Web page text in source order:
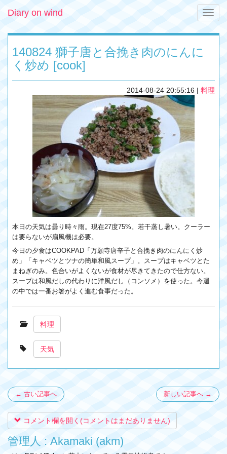
Toggle
Diary on wind
140824 獅子唐と合挽き肉のにんに
く炒め [cook]
2014-08-24 20:55:16 | 料理
本日の天気は曇り時々雨。現在27度75%。若干蒸し暑い。クーラー
は要らないが扇風機は必要。
今日の夕食はCOOKPAD「万願寺唐辛子と合挽き肉のにんにく炒
め」「キャベツとツナの簡単和風スープ」。スープはキャベツとた
まねぎのみ。色合いがよくないが食材が尽きてきたので仕方ない。
スープは和風だしの代わりに洋風だし（コンソメ）を使った。今週
の中では一番お箸がよく進む食事だった。
料理
天気
← 古い記事へ 新しい記事へ →
コメント欄を開く(コメントはまだありません)
管理人 : Akamaki (akm)